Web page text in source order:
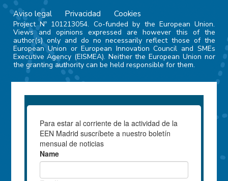
Aviso legal Privacidad Cookies
Project Nº 101213054. Co-funded by the European Union.
Views and opinions expressed are however this of the
author(s) only and do no necessarily reflect those of the
European Union or European Innovation Council and SMEs
Executive Agency (EISMEA). Neither the European Union nor
the granting authority can be held responsible for them.